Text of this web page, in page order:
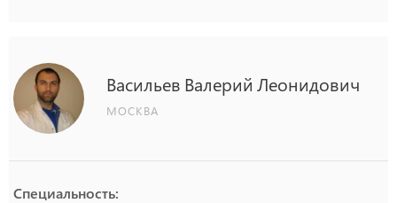
Васильев Валерий Леонидович
МОСКВА
Специальность: